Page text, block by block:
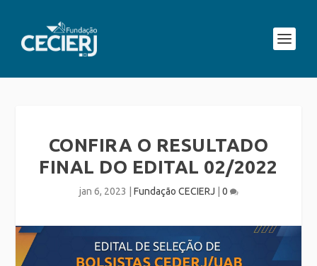
CONFIRA O RESULTADO
FINAL DO EDITAL 02/2022
jan 6, 2023 Fundação CECIERJ 0